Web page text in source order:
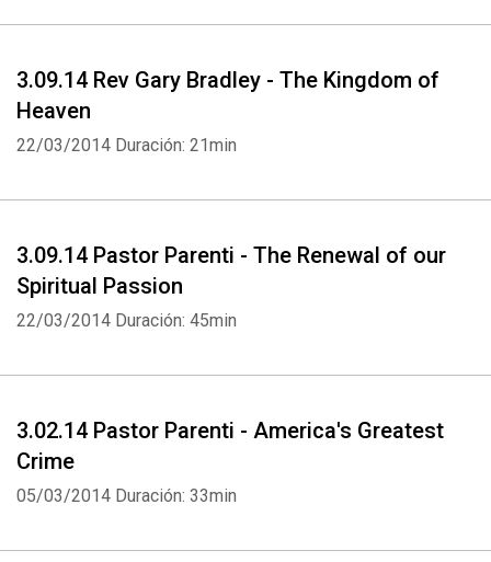
3.09.14 Rev Gary Bradley - The Kingdom of
Heaven
22/03/2014 Duración: 21min
3.09.14 Pastor Parenti - The Renewal of our
Spiritual Passion
22/03/2014 Duración: 45min
3.02.14 Pastor Parenti - America's Greatest
Crime
05/03/2014 Duración: 33min